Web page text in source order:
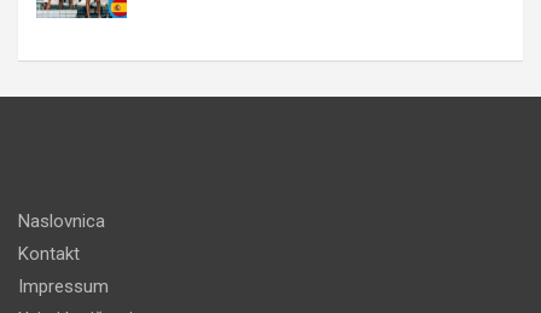
Naslovnica
Kontakt
Impressum